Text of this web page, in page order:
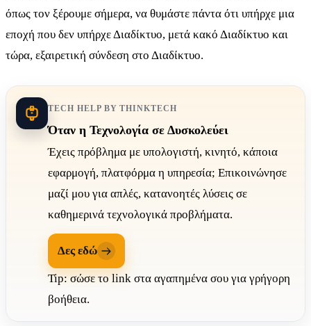
όπως τον ξέρουμε σήμερα, να θυμάστε πάντα ότι υπήρχε μια
εποχή που δεν υπήρχε Διαδίκτυο, μετά κακό Διαδίκτυο και
τώρα, εξαιρετική σύνδεση στο Διαδίκτυο.
TECH HELP BY THINKTECH
Όταν η Τεχνολογία σε Δυσκολεύει
Έχεις πρόβλημα με υπολογιστή, κινητό, κάποια
εφαρμογή, πλατφόρμα η υπηρεσία; Επικοινώνησε
μαζί μου για απλές, κατανοητές λύσεις σε
καθημερινά τεχνολογικά προβλήματα.
Δες εδώ
Tip: σώσε το link στα αγαπημένα σου για γρήγορη
βοήθεια.